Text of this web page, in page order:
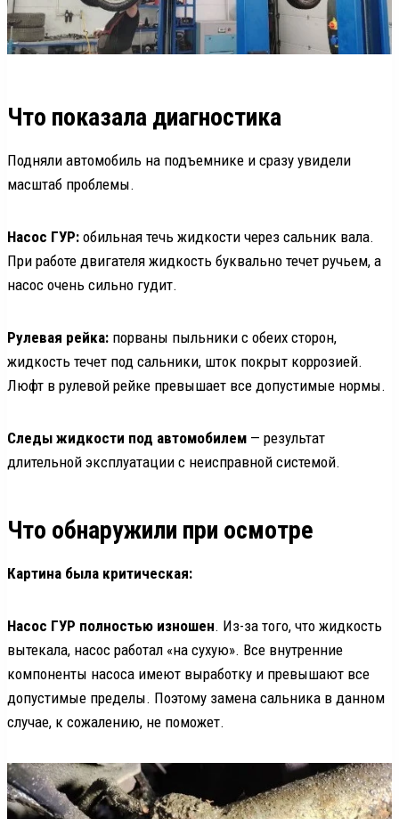
Что показала диагностика
Подняли автомобиль на подъемнике и сразу увидели
масштаб проблемы.
Насос ГУР: обильная течь жидкости через сальник вала.
При работе двигателя жидкость буквально течет ручьем, а
насос очень сильно гудит.
Рулевая рейка: порваны пыльники с обеих сторон,
жидкость течет под сальники, шток покрыт коррозией.
Люфт в рулевой рейке превышает все допустимые нормы.
Следы жидкости под автомобилем — результат
длительной эксплуатации с неисправной системой.
Что обнаружили при осмотре
Картина была критическая:
Насос ГУР полностью изношен. Из-за того, что жидкость
вытекала, насос работал «на сухую». Все внутренние
компоненты насоса имеют выработку и превышают все
допустимые пределы. Поэтому замена сальника в данном
случае, к сожалению, не поможет.